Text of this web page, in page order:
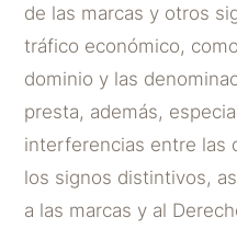
de las marcas y otros
tráfico económico,
dominio y las
presta, además,
interferencias entre las
los signos distintivos,
a las marcas y al